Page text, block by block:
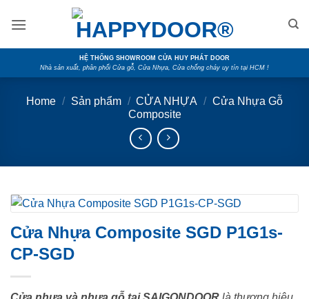
HỆ THỐNG SHOWROOM CỬA HUY PHÁT DOOR
Nhà sản xuất, phân phối Cửa gỗ, Cửa Nhựa, Cửa chống cháy uy tín tại HCM !
Home / Sản phẩm / CỬA NHỰA / Cửa Nhựa Gỗ
Composite
Cửa Nhựa Composite SGD P1G1s-
CP-SGD